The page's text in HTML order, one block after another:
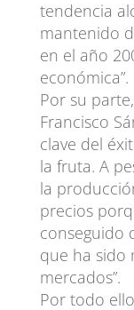
tendencia
mantenido
en el año
económica”.
Por su
Francisco
clave del
la fruta. A
la
precios
conseguido
que ha sido
mercados”.
Por todo